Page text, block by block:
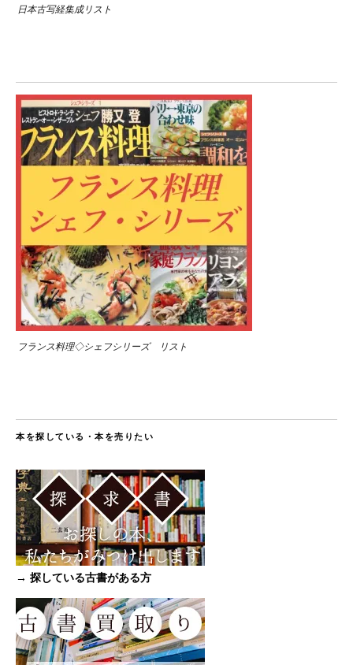
日本古写経集成リスト
フランス料理◇シェフシリーズ リスト
本を探している・本を売りたい
→ 探している古書がある方